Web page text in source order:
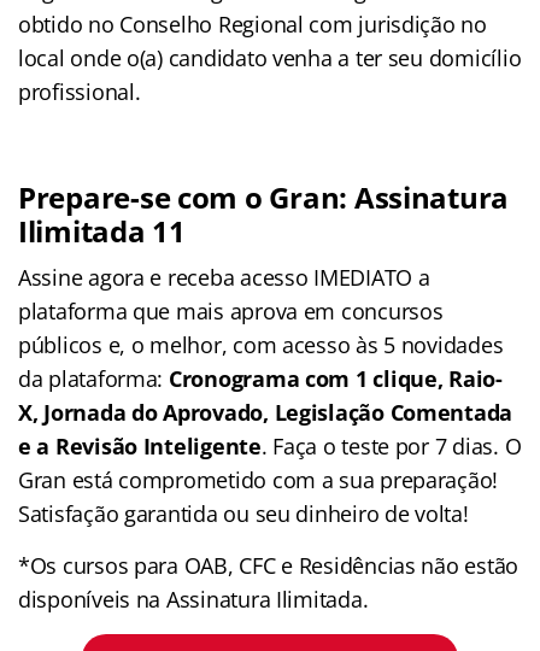
obtido no Conselho Regional com jurisdição no
local onde o(a) candidato venha a ter seu domicílio
profissional.
Prepare-se com o Gran: Assinatura
Ilimitada 11
Assine agora e receba acesso IMEDIATO a
plataforma que mais aprova em concursos
públicos e, o melhor, com acesso às 5 novidades
da plataforma: Cronograma com 1 clique, Raio-
X, Jornada do Aprovado, Legislação Comentada
e a Revisão Inteligente. Faça o teste por 7 dias. O
Gran está comprometido com a sua preparação!
Satisfação garantida ou seu dinheiro de volta!
*Os cursos para OAB, CFC e Residências não estão
disponíveis na Assinatura Ilimitada.